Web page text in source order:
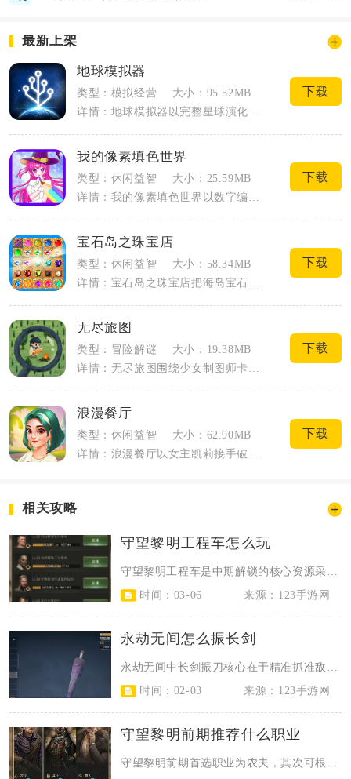
最新上架
地球模拟器
类型：模拟经营
大小：95.52MB
下载
我的像素填色世界
类型：休闲益智
大小：25.59MB
下载
宝石岛之珠宝店
类型：休闲益智
大小：58.34MB
下载
无尽旅图
类型：冒险解谜
大小：19.38MB
下载
浪漫餐厅
类型：休闲益智
大小：62.90MB
详情：浪漫餐厅以女主凯莉接手破败海边餐厅作为故事起点，将物品合成、餐厅装修与人物剧...
下载
相关攻略
守望黎明工程车怎么玩
时间：03-06
来源：123手游网
永劫无间怎么振长剑
时间：02-03
来源：123手游网
守望黎明前期推荐什么职业